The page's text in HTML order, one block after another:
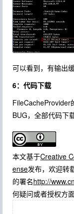
可以看到，有输出
6：代码下载
FileCacheProvider
BUG，全部代码下
本文基于Creative
ense发布，欢迎转
的署名http://
何疑问或者授权方